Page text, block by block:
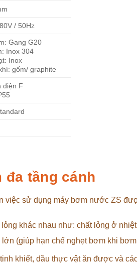
/ 50Hz
Gang G20
Inox 304
Inox
gốm/ graphite
điện F
đa tầng cánh
việc sử dụng máy bơm nước ZS
khác nhau như: chất lỏng ở
(giúp hạn chế nghẹt bơm khi
khiết, dầu thực vật ăn được và